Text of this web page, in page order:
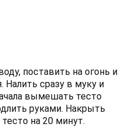
поставить на огонь и
Налить сразу в муку и
вымешать тесто
руками. Накрыть
на 20 минут.